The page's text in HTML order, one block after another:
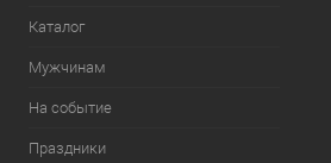
Каталог
Мужчинам
На событие
Праздники